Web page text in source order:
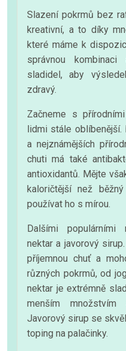
Slazení pokrmů bez
kreativní, a to díky
které máme k
správnou
sladidel, aby
zdravý.
Začneme s
lidmi stále oblíbenější.
a nejznámějších
chuti má také
antioxidantů. Mějte
kaloričtější než
používat ho s mírou.
Dalšími populárními
nektar a javorový
příjemnou chuť a
různých pokrmů, od
nektar je extrémně
menším
Javorový sirup se
toping na palačinky.